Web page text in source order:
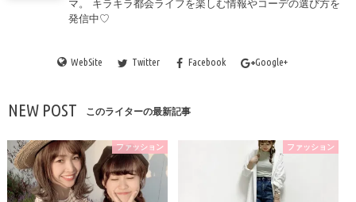
マ。 キラキラ都会ライフを楽しむ情報やコーデの選び方を
発信中♡
WebSite Twitter Facebook Google+
NEW POST このライターの最新記事
ファッション ファッション